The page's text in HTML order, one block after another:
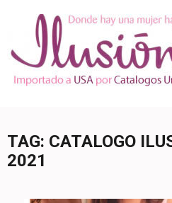
content
(Press
TAG: CATALOGO
2021